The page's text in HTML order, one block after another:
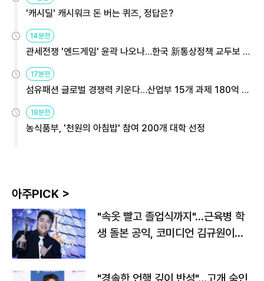
'캐시딜' 캐시워크 돈 버는 퀴즈, 정답은?
14분전
관세전쟁 '엔드게임' 윤곽 나오나…한국 新통상정책 교두보 활
용해야
17분전
섬유패션 글로벌 경쟁력 키운다…산업부 15개 과제 180억 지
원
18분전
농식품부, '천원의 아침밥' 참여 200개 대학 선정
아주PICK >
"속옷 빨고 졸업식까지"…근육병 학
생 돌본 공익, 코미디언 김규원이었